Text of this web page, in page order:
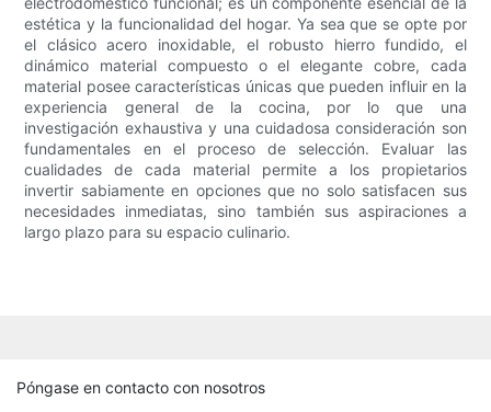
estética y la funcionalidad del hogar. Ya sea que se opte por
el clásico acero inoxidable, el robusto hierro fundido, el
dinámico material compuesto o el elegante cobre, cada
material posee características únicas que pueden influir en la
experiencia general de la cocina, por lo que una
investigación exhaustiva y una cuidadosa consideración son
fundamentales en el proceso de selección. Evaluar las
cualidades de cada material permite a los propietarios
invertir sabiamente en opciones que no solo satisfacen sus
necesidades inmediatas, sino también sus aspiraciones a
largo plazo para su espacio culinario.
Póngase en contacto con nosotros